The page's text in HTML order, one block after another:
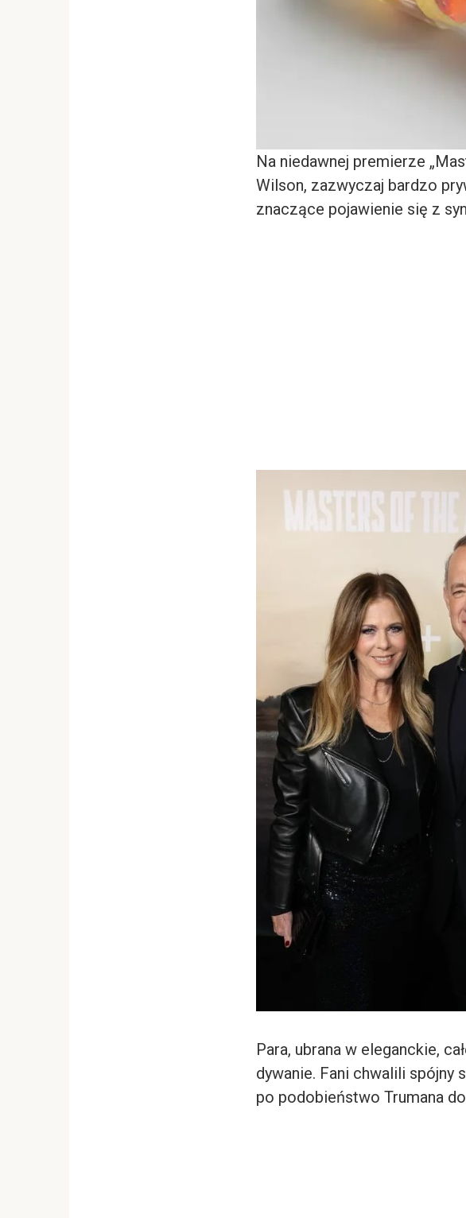
Na niedawnej premierze
Wilson, zazwyczaj bardzo
znaczące pojawienie się z
Para, ubrana w eleganckie,
dywanie. Fani chwalili spójny
po podobieństwo Trumana